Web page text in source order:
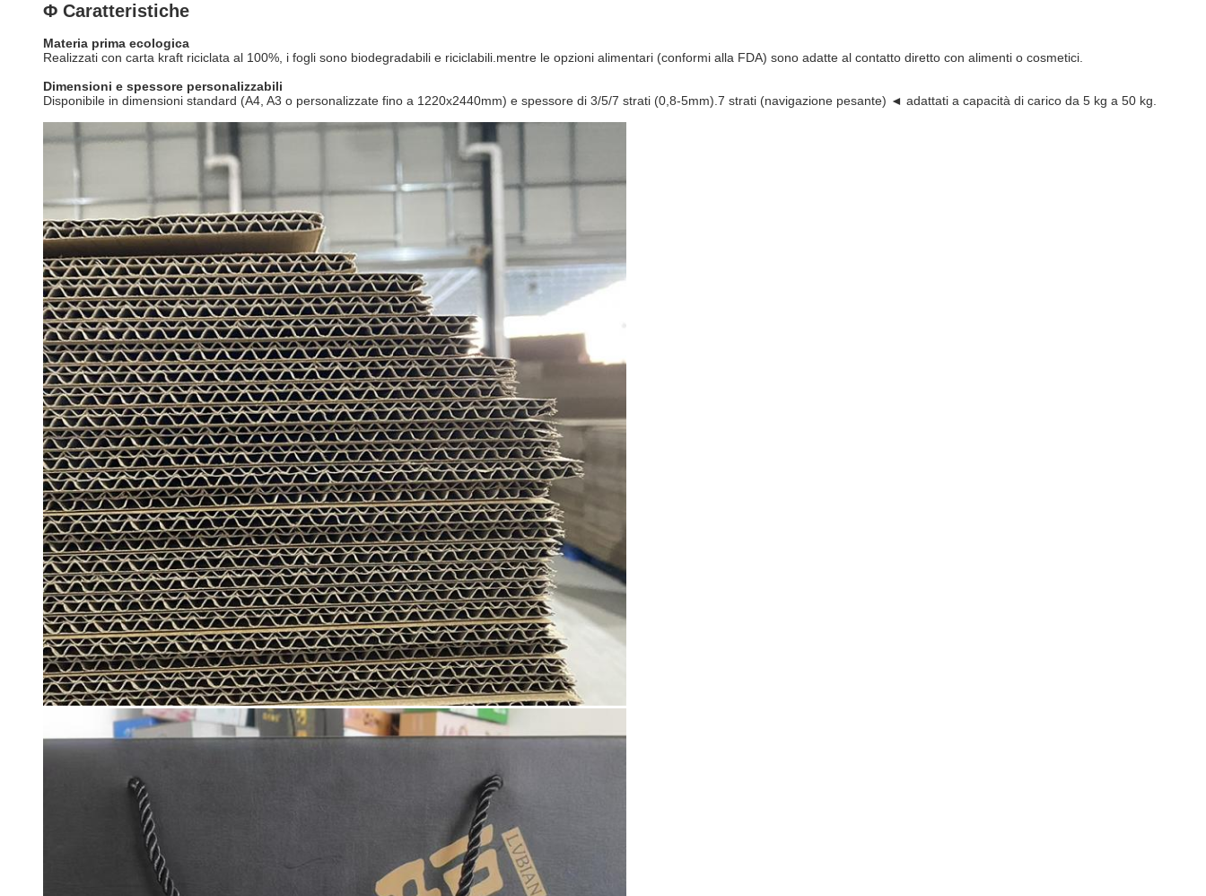
Φ Caratteristiche
Materia prima ecologica
Realizzati con carta kraft riciclata al 100%, i fogli sono biodegradabili e riciclabili.mentre le opzioni alimentari (conformi alla FDA) sono adatte al contatto diretto con alimenti o cosmetici.
Dimensioni e spessore personalizzabili
Disponibile in dimensioni standard (A4, A3 o personalizzate fino a 1220x2440mm) e spessore di 3/5/7 strati (0,8-5mm).7 strati (navigazione pesante) ◄ adattati a capacità di carico da 5 kg a 50 kg.